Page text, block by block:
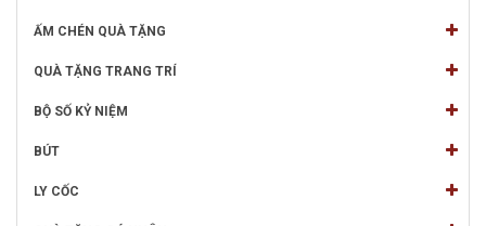
ẤM CHÉN QUÀ TẶNG
QUÀ TẶNG TRANG TRÍ
BỘ SỐ KỶ NIỆM
BÚT
LY CỐC